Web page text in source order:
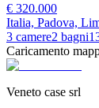
€ 320.000
Italia, Padova,
3 camere2 bagni
Caricamento
Veneto case srl